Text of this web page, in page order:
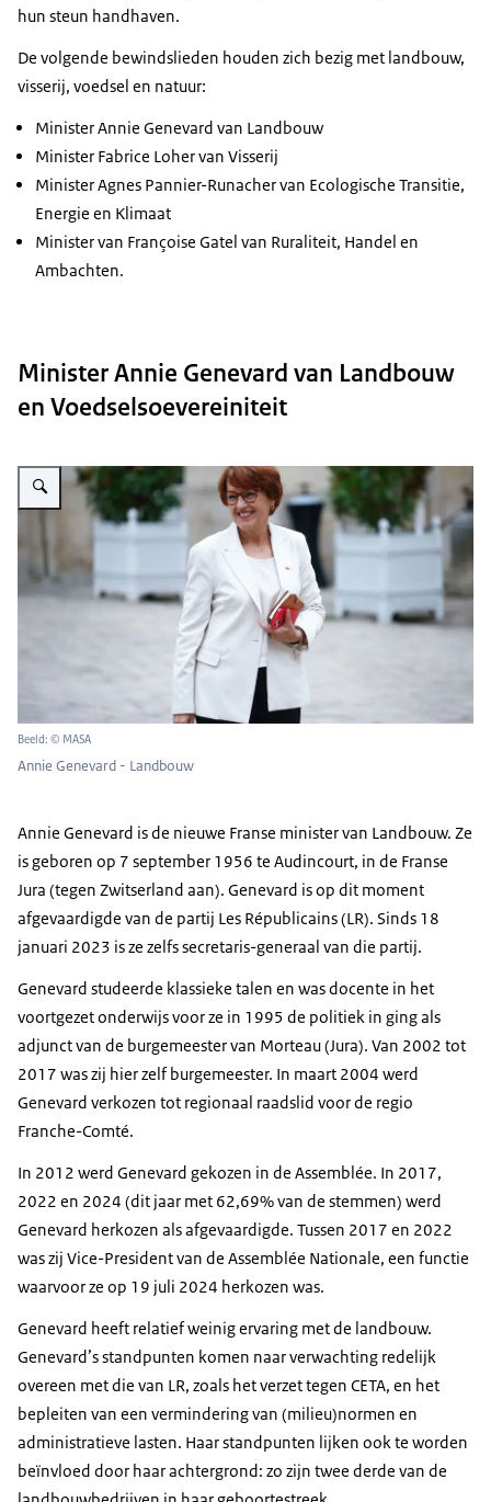
hun steun handhaven.
De volgende bewindslieden houden zich bezig met landbouw,
visserij, voedsel en natuur:
Minister Annie Genevard van Landbouw
Minister Fabrice Loher van Visserij
Minister Agnes Pannier-Runacher van Ecologische Transitie,
Energie en Klimaat
Minister van Françoise Gatel van Ruraliteit, Handel en
Ambachten.
Minister Annie Genevard van Landbouw
en Voedselsoevereiniteit
Vergroot afbeelding Annie Genevard Landbouwminister Frankrijk
Beeld: © MASA
Annie Genevard - Landbouw
Annie Genevard is de nieuwe Franse minister van Landbouw. Ze
is geboren op 7 september 1956 te Audincourt, in de Franse
Jura (tegen Zwitserland aan). Genevard is op dit moment
afgevaardigde van de partij Les Républicains (LR). Sinds 18
januari 2023 is ze zelfs secretaris-generaal van die partij.
Genevard studeerde klassieke talen en was docente in het
voortgezet onderwijs voor ze in 1995 de politiek in ging als
adjunct van de burgemeester van Morteau (Jura). Van 2002 tot
2017 was zij hier zelf burgemeester. In maart 2004 werd
Genevard verkozen tot regionaal raadslid voor de regio
Franche-Comté.
In 2012 werd Genevard gekozen in de Assemblée. In 2017,
2022 en 2024 (dit jaar met 62,69% van de stemmen) werd
Genevard herkozen als afgevaardigde. Tussen 2017 en 2022
was zij Vice-President van de Assemblée Nationale, een functie
waarvoor ze op 19 juli 2024 herkozen was.
Genevard heeft relatief weinig ervaring met de landbouw.
Genevard’s standpunten komen naar verwachting redelijk
overeen met die van LR, zoals het verzet tegen CETA, en het
bepleiten van een vermindering van (milieu)normen en
administratieve lasten. Haar standpunten lijken ook te worden
beïnvloed door haar achtergrond: zo zijn twee derde van de